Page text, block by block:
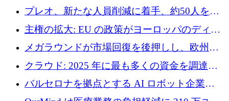
Bending Spoonsが米国IPOを申請、英国首相が
4億ポンドのチップ計画を発表
プレオ、新たな人員削減に着手、約50人を解
雇
主権の拡大: EU の政策がヨーロッパのディー
プテック戦略をどのように再構築しているか
メガラウンドが市場回復を後押しし、欧州の
ハイテク資金調達は5月に105億ユーロに回復
クラウド: 2025 年に最も多くの資金を調達し
た 10 社
バルセロナを拠点とする AI ロボット企業
Theker が 8,500 万ドルを調達